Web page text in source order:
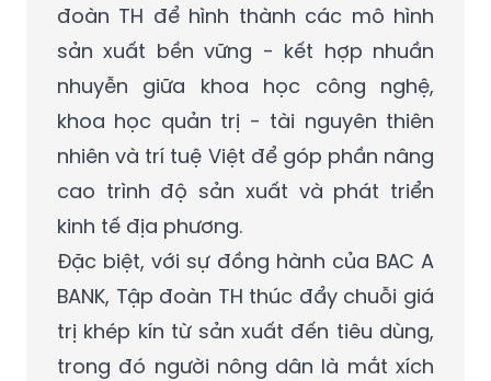
đoàn TH để hình thành các mô hình
sản xuất bền vững - kết hợp nhuần
nhuyễn giữa khoa học công nghệ,
khoa học quản trị - tài nguyên thiên
nhiên và trí tuệ Việt để góp phần nâng
cao trình độ sản xuất và phát triển
kinh tế địa phương.
Đặc biệt, với sự đồng hành của BAC A
BANK, Tập đoàn TH thúc đẩy chuỗi giá
trị khép kín từ sản xuất đến tiêu dùng,
trong đó người nông dân là mắt xích